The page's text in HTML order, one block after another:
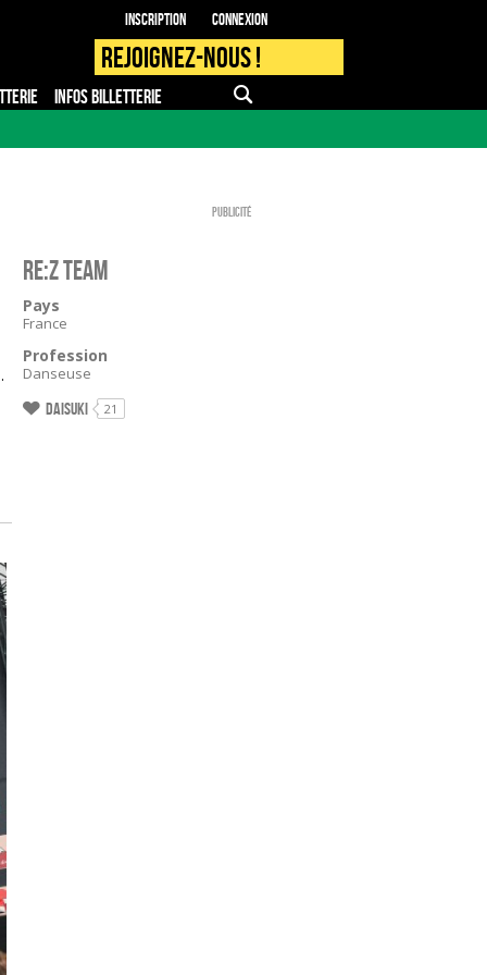
Inscription Connexion
Rejoignez-nous !
INFOS BILLETTERIE APPLI MOBILE
Publicité
RE:Z TEAM
Pays
France
Profession
Danseuse
Daisuki 21